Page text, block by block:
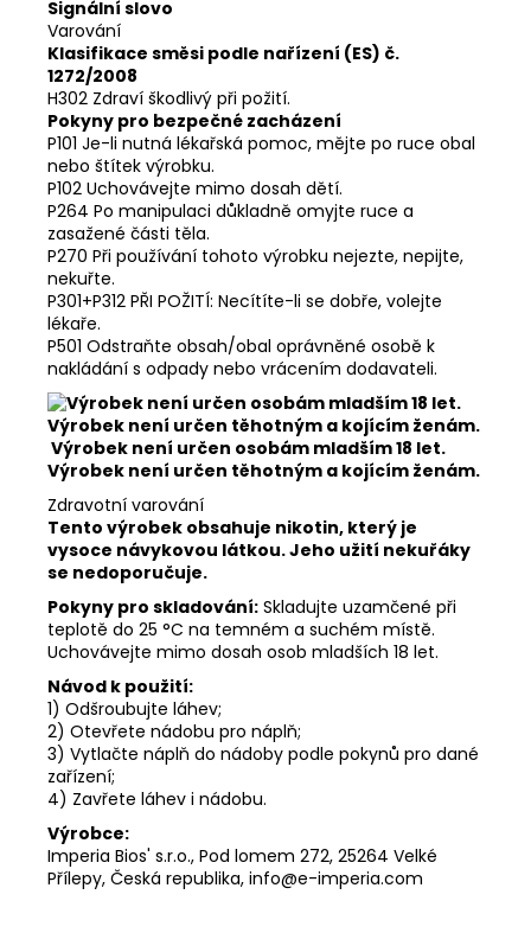
Signální slovo
Varování
Klasifikace směsi podle nařízení (ES) č.
1272/2008
H302 Zdraví škodlivý při požití.
Pokyny pro bezpečné zacházení
P101 Je-li nutná lékařská pomoc, mějte po ruce obal
nebo štítek výrobku.
P102 Uchovávejte mimo dosah dětí.
P264 Po manipulaci důkladně omyjte ruce a
zasažené části těla.
P270 Při používání tohoto výrobku nejezte, nepijte,
nekuřte.
P301+P312 PŘI POŽITÍ: Necítíte-li se dobře, volejte
lékaře.
P501 Odstraňte obsah/obal oprávněné osobě k
nakládání s odpady nebo vrácením dodavateli.
Výrobek není určen osobám mladším 18 let.
Výrobek není určen těhotným a kojícím ženám.
Zdravotní varování
Tento výrobek obsahuje nikotin, který je
vysoce návykovou látkou. Jeho užití nekuřáky
se nedoporučuje.
Pokyny pro skladování: Skladujte uzamčené při
teplotě do 25 °C na temném a suchém místě.
Uchovávejte mimo dosah osob mladších 18 let.
Návod k použití:
1) Odšroubujte láhev;
2) Otevřete nádobu pro náplň;
3) Vytlačte náplň do nádoby podle pokynů pro dané
zařízení;
4) Zavřete láhev i nádobu.
Výrobce:
Imperia Bios' s.r.o., Pod lomem 272, 25264 Velké
Přílepy, Česká republika, info@e-imperia.com